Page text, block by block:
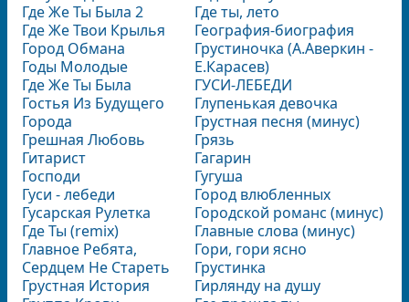
Где Же Ты Была 2
Где Же Твои Крылья
Город Обмана
Годы Молодые
Где Же Ты Была
Гостья Из Будущего
Города
Грешная Любовь
Гитарист
Господи
Гуси - лебеди
Гусарская Рулетка
Где Ты (remix)
Главное Ребята,
Сердцем Не Стареть
Грустная История
Где ты, лето
География-биография
Грустиночка (А.Аверкин -
Е.Карасев)
ГУСИ-ЛЕБЕДИ
Глупенькая девочка
Грустная песня (минус)
Грязь
Гагарин
Гугуша
Город влюбленных
Городской романс (минус)
Главные слова (минус)
Гори, гори ясно
Грустинка
Гирлянду на душу